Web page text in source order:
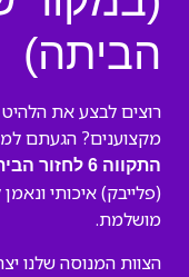
הביתה)
מקצוענים? הגעתם
התקווה 6 לחזור הביתה
(פלייבק) איכותי
מושלמת.